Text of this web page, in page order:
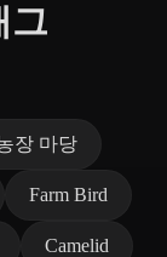
그
장 마당
Farm Bird
Camelid